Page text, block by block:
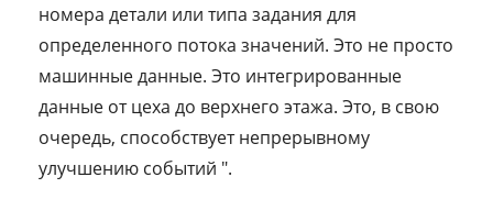
номера детали или типа задания для
определенного потока значений. Это не просто
машинные данные. Это интегрированные
данные от цеха до верхнего этажа. Это, в свою
очередь, способствует непрерывному
улучшению событий ".